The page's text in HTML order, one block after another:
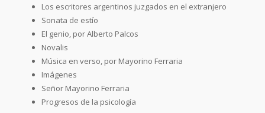
Los escritores argentinos juzgados en el extranjero
Sonata de estío
El genio, por Alberto Palcos
Novalis
Música en verso, por Mayorino Ferraria
Imágenes
Señor Mayorino Ferraria
Progresos de la psicología